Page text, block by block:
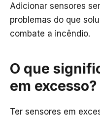
Adicionar sensores
problemas do que
combate a incêndio.
O que
em excesso?
Ter sensores em